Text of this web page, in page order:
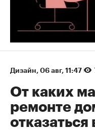
Дизайн⁠, 06 авг, 11:47
От каких
ремонте
отказаться